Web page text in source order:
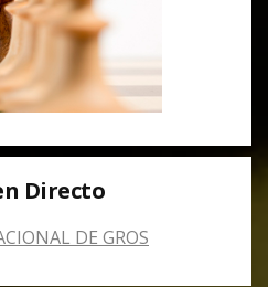
Directo
DE GROS